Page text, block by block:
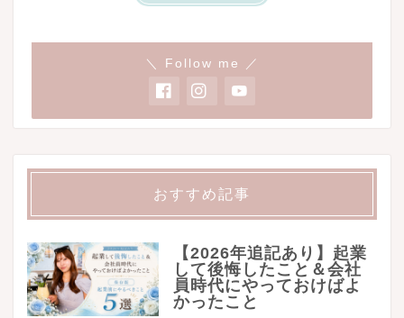
＼ Follow me ／
おすすめ記事
【2026年追記あり】起業
して後悔したこと＆会社
員時代にやっておけばよ
かったこと